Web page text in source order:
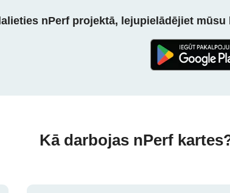
nPerf projektā, lejupielādējiet
Kā darbojas nPerf